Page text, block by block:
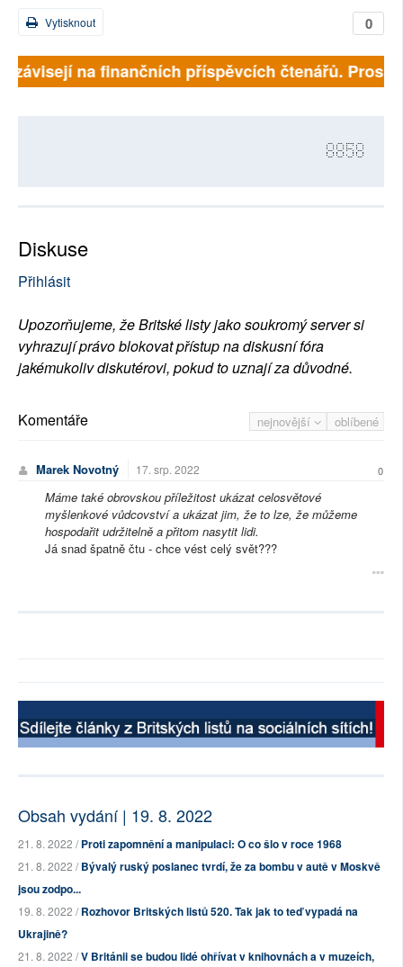
0
Vytisknout
na finančních příspěvcích čtenářů.
8858
Diskuse
Přihlásit
Upozorňujeme, že Britské listy jako soukromý server si
vyhrazují právo blokovat přístup na diskusní fóra
jakémukoliv diskutérovi, pokud to uznají za důvodné.
nejnovější oblíbené
Komentáře
Marek Novotný 17. srp. 2022 0
Máme také obrovskou příležitost ukázat celosvětové
myšlenkové vůdcovství a ukázat jim, že to lze, že můžeme
hospodařit udržitelně a přitom nasytit lidi.
Já snad špatně čtu - chce vést celý svět???
Obsah vydání | 19. 8. 2022
21. 8. 2022 /Proti zapomnění a manipulaci: O co šlo v roce 1968
21. 8. 2022 /Bývalý ruský poslanec tvrdí, že za bombu v autě v Moskvě
jsou zodpo...
19. 8. 2022 /Rozhovor Britských listů 520. Tak jak to teď vypadá na
Ukrajině?
21. 8. 2022 /V Británii se budou lidé ohřívat v knihovnách a v muzeích,